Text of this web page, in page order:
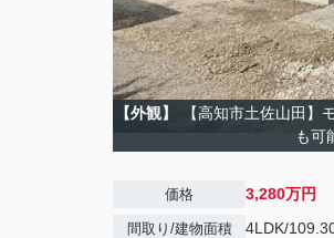
【外観】
【高知市土佐山田】
も可
価格 3,280万円
間取り/建物面積 4LDK/